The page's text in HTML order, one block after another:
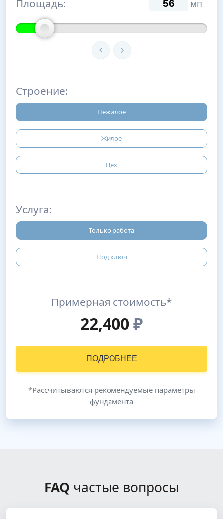
Площадь: мп
Строение:
Нежилое
Жилое
Цех
Услуга:
Только работа
Под ключ
Примерная стоимость*
22,400₽
ПОДРОБНЕЕ
*Рассчитываются рекомендуемые параметры
фундамента
FAQ частые вопросы